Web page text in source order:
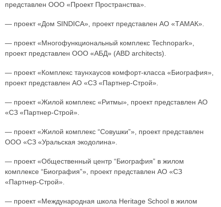
представлен ООО «Проект Пространства».
— проект «Дом SINDICA», проект представлен АО «ТАМАК».
— проект «Многофункциональный комплекс Technopark»,
проект представлен ООО «АБД» (ABD architects).
— проект «Комплекс таунхаусов комфорт-класса «Биография»,
проект представлен АО «СЗ «Партнер-Строй».
— проект «Жилой комплекс «Ритмы», проект представлен АО
«СЗ «Партнер-Строй».
— проект «Жилой комплекс “Совушки”», проект представлен
ООО «СЗ «Уральская экодолина».
— проект «Общественный центр “Биография” в жилом
комплексе “Биография”», проект представлен АО «СЗ
«Партнер-Строй».
— проект «Международная школа Heritage School в жилом